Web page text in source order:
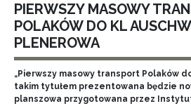
PIERWSZY MASOWY
POLAKÓW DO KL
PLENEROWA
„Pierwszy masowy transport Polaków
takim tytułem prezentowana będzie
planszowa przygotowana przez